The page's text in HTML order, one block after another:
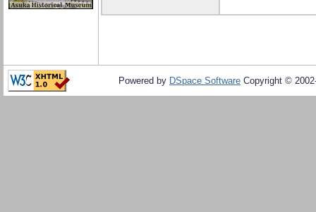
Powered by DSpace Software Copyright ©